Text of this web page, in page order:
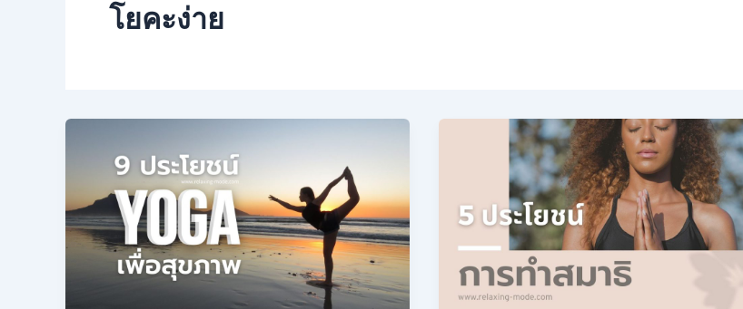
โยคะง่าย